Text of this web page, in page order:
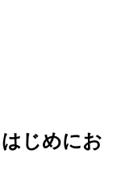
じめにお